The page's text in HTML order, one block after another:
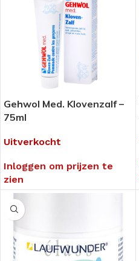
Gehwol Med. Klovenzalf –
75ml
Uitverkocht
Inloggen om prijzen te
zien